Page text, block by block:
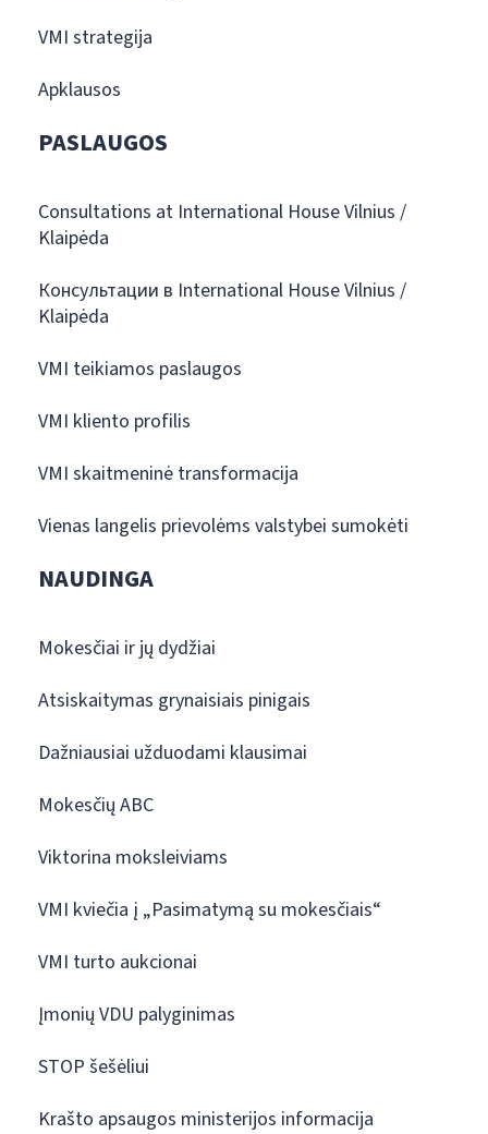
VMI strategija
Apklausos
PASLAUGOS
Consultations at International House Vilnius /
Klaipėda
Консультации в International House Vilnius /
Klaipėda
VMI teikiamos paslaugos
VMI kliento profilis
VMI skaitmeninė transformacija
Vienas langelis prievolėms valstybei sumokėti
NAUDINGA
Mokesčiai ir jų dydžiai
Atsiskaitymas grynaisiais pinigais
Dažniausiai užduodami klausimai
Mokesčių ABC
Viktorina moksleiviams
VMI kviečia į „Pasimatymą su mokesčiais“
VMI turto aukcionai
Įmonių VDU palyginimas
STOP šešėliui
Krašto apsaugos ministerijos informacija